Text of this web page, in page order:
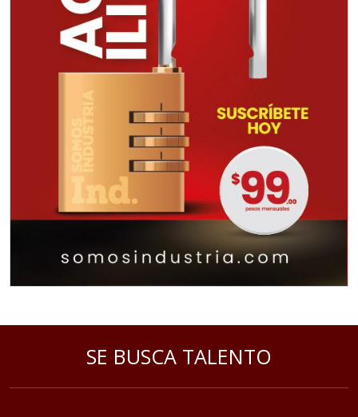
CONSULTORÍAS DE
RECURSOS HUMANOS
Especificaciones:
Requisitos: Otorgar condiciones de
crédito acordes a las políticas del
grupo, contar con instalaciones
cercanas a la región y otorgar
referencias comerciales.
Aplicar al Requerimiento
REFACCIONES PARA
MAQUINARIA INDUSTRIAL
Especificaciones:
SE BUSCA TALENTO